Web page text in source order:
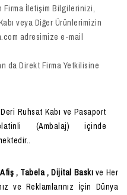
Firma İletişim Bilgilerinizi,
veya Diğer Ürünlerimizin
adresimize e-mail
da Direkt Firma Yetkilisine
Kabı ve Pasaport
(Ambalaj) içinde
, Tabela , Dijital Baskı ve Her
ve Reklamlarınız İçin Dünya